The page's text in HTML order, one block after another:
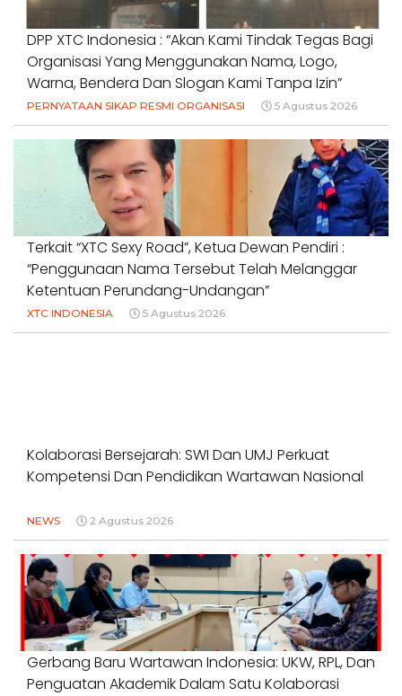
DPP XTC Indonesia : “Akan Kami Tindak Tegas Bagi
Organisasi Yang Menggunakan Nama, Logo,
Warna, Bendera Dan Slogan Kami Tanpa Izin”
PERNYATAAN SIKAP RESMI ORGANISASI 5 Agustus 2026
Terkait “XTC Sexy Road”, Ketua Dewan Pendiri :
“Penggunaan Nama Tersebut Telah Melanggar
Ketentuan Perundang-Undangan”
XTC INDONESIA 5 Agustus 2026
Kolaborasi Bersejarah: SWI Dan UMJ Perkuat
Kompetensi Dan Pendidikan Wartawan Nasional
NEWS 2 Agustus 2026
Gerbang Baru Wartawan Indonesia: UKW, RPL, Dan
Penguatan Akademik Dalam Satu Kolaborasi